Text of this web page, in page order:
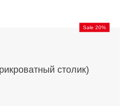
Sale 20%
столик)